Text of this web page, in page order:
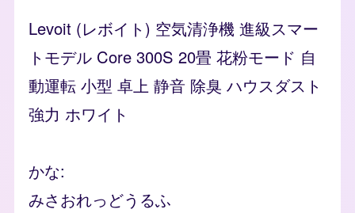
Levoit (レボイト) 空気清浄機 進級スマー
トモデル Core 300S 20畳 花粉モード 自
動運転 小型 卓上 静音 除臭 ハウスダスト
強力 ホワイト
かな
みさおれっどうるふ